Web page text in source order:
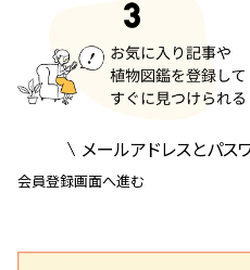
メールアドレスとパ
会員登録画面へ進む